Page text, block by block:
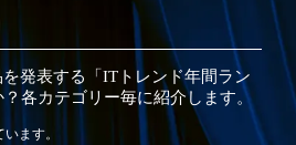
を発表する「ITトレンド年間ラン
？各カテゴリー毎に紹介します。
ます。